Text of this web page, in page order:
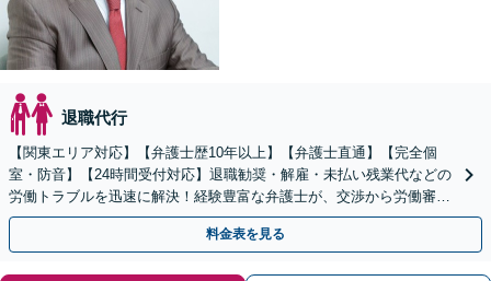
退職代行
【関東エリア対応】【弁護士歴10年以上】【弁護士直通】【完全個
室・防音】【24時間受付対応】退職勧奨・解雇・未払い残業代などの
労働トラブルを迅速に解決！経験豊富な弁護士が、交渉から労働審判
まで一貫して対応いたします【オンライン相談可】
料金表を見る